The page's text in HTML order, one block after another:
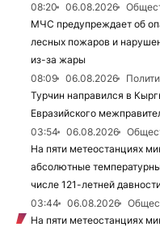
08:20
06.08.2026
МЧС предупреждает об
лесных пожаров и
из-за жары
08:09
06.08.2026
Турчин направился в
Евразийского
03:54
06.08.2026
На пяти метеостанциях
абсолютные
числе 121-летней
03:44
06.08.2026
На пяти метеостанциях